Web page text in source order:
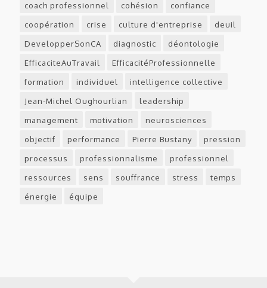
coach professionnel
cohésion
confiance
coopération
crise culture d'entreprise
deuil
DevelopperSonCA
diagnostic
déontologie
EfficaciteAuTravail
EfficacitéProfessionnelle
formation
individuel
intelligence collective
Jean-Michel Oughourlian
leadership
management
motivation
neurosciences
objectif
performance Pierre Bustany
pression
processus
professionnalisme
professionnel
ressources
sens souffrance stress
temps
énergie
équipe